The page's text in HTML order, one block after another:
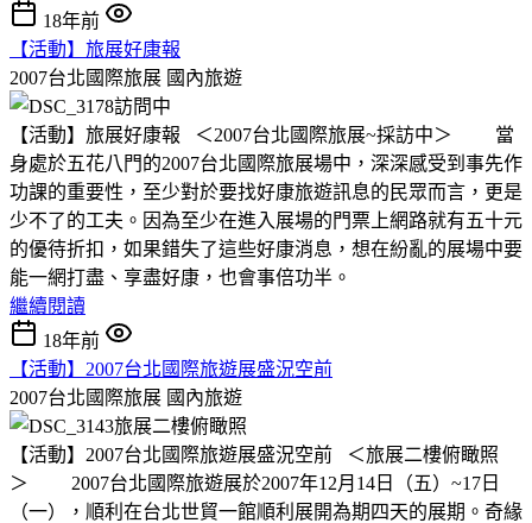
18年前
【活動】旅展好康報
2007台北國際旅展 國內旅遊
【活動】旅展好康報 ＜2007台北國際旅展~採訪中＞ 當
身處於五花八門的2007台北國際旅展場中，深深感受到事先作
功課的重要性，至少對於要找好康旅遊訊息的民眾而言，更是
少不了的工夫。因為至少在進入展場的門票上網路就有五十元
的優待折扣，如果錯失了這些好康消息，想在紛亂的展場中要
能一網打盡、享盡好康，也會事倍功半。
繼續閱讀
18年前
【活動】2007台北國際旅遊展盛況空前
2007台北國際旅展 國內旅遊
【活動】2007台北國際旅遊展盛況空前 ＜旅展二樓俯瞰照
＞ 2007台北國際旅遊展於2007年12月14日（五）~17日
（一），順利在台北世貿一館順利展開為期四天的展期。奇緣